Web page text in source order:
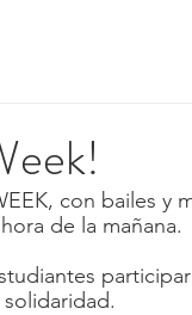
con bailes y
de la mañana.